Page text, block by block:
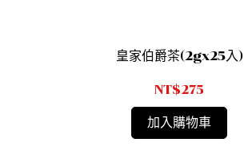
皇家伯爵茶(2gx25入)
NT$275
加入購物車